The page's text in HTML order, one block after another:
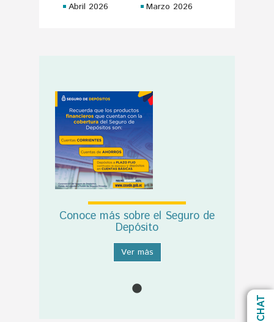
CHAT
Abril 2026
Marzo 2026
Conoce más sobre el Seguro de
Depósito
Ver más